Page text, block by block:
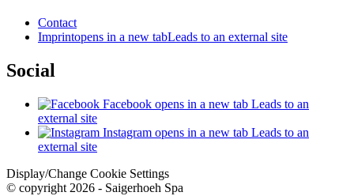
Contact
Imprintopens in a new tabLeads to an external site
Social
Facebook opens in a new tab Leads to an
external site
Instagram opens in a new tab Leads to an
external site
Display/Change Cookie Settings
© copyright 2026 - Saigerhoeh Spa